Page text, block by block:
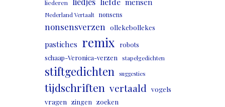
liederen mensen
Nederland Vertaalt nonsens
nonsensverzen ollekebollekes
pastiches remix
robots
schaap-Veronica-verzen stapelgedichten
stiftgedichten suggesties
tijdschriften vertaald vogels
vragen zingen zoeken